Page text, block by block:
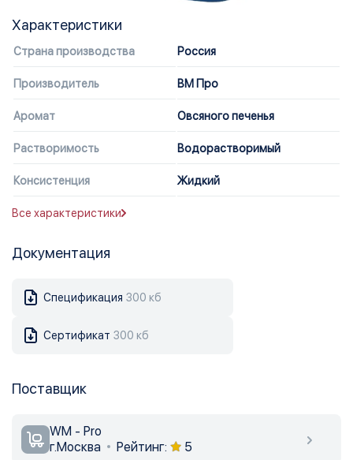
Характеристики
Страна производства Россия
Производитель ВМ Про
Аромат Овсяного печенья
Растворимость Водорастворимый
Консистенция Жидкий
Все характеристики
Документация
Спецификация 300 кб
Сертификат 300 кб
Поставщик
WM - Pro
г.Москва
Рейтинг: 5